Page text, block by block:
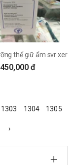
thể giữ ẩm svr
450,000 đ
1303 1304 1305
›